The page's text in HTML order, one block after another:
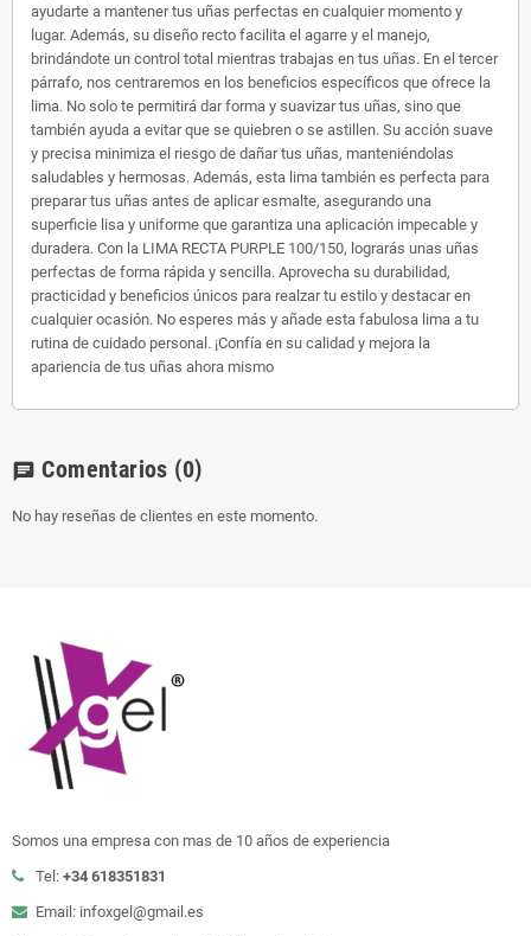
ayudarte a mantener tus uñas perfectas en cualquier momento y
lugar. Además, su diseño recto facilita el agarre y el manejo,
brindándote un control total mientras trabajas en tus uñas. En el tercer
párrafo, nos centraremos en los beneficios específicos que ofrece la
lima. No solo te permitirá dar forma y suavizar tus uñas, sino que
también ayuda a evitar que se quiebren o se astillen. Su acción suave
y precisa minimiza el riesgo de dañar tus uñas, manteniéndolas
saludables y hermosas. Además, esta lima también es perfecta para
preparar tus uñas antes de aplicar esmalte, asegurando una
superficie lisa y uniforme que garantiza una aplicación impecable y
duradera. Con la LIMA RECTA PURPLE 100/150, lograrás unas uñas
perfectas de forma rápida y sencilla. Aprovecha su durabilidad,
practicidad y beneficios únicos para realzar tu estilo y destacar en
cualquier ocasión. No esperes más y añade esta fabulosa lima a tu
rutina de cuidado personal. ¡Confía en su calidad y mejora la
apariencia de tus uñas ahora mismo
chat Comentarios (0)
No hay reseñas de clientes en este momento.
Somos una empresa con mas de 10 años de experiencia
Tel: +34 618351831
Email: infoxgel@gmail.es